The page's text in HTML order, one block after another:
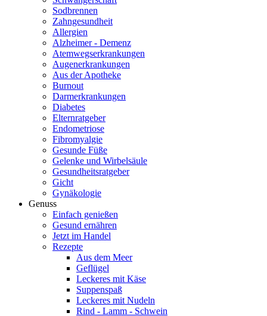
Sodbrennen
Zahngesundheit
Allergien
Alzheimer - Demenz
Atemwegserkrankungen
Augenerkrankungen
Aus der Apotheke
Burnout
Darmerkrankungen
Diabetes
Elternratgeber
Endometriose
Fibromyalgie
Gesunde Füße
Gelenke und Wirbelsäule
Gesundheitsratgeber
Gicht
Gynäkologie
Genuss
Einfach genießen
Gesund ernähren
Jetzt im Handel
Rezepte
Aus dem Meer
Geflügel
Leckeres mit Käse
Suppenspaß
Leckeres mit Nudeln
Rind - Lamm - Schwein